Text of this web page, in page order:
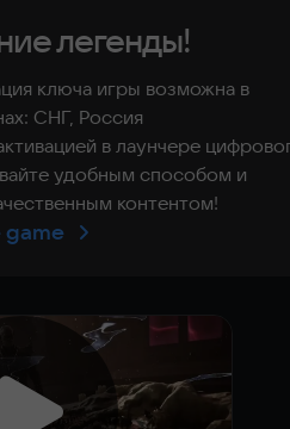
легенды!
ключа игры возможна в
СНГ, Россия
в лаунчере
удобным способом и
контентом!
game